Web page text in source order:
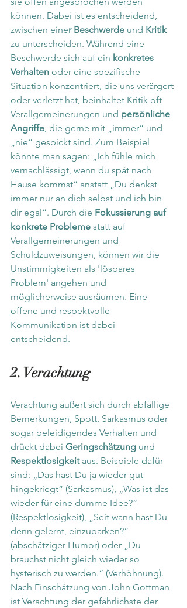
können. Dabei ist es entscheidend,
zwischen einer Beschwerde und Kritik
zu unterscheiden. Während eine
Beschwerde sich auf ein konkretes
Verhalten oder eine spezifische
Situation konzentriert, die uns verärgert
oder verletzt hat, beinhaltet Kritik oft
Verallgemeinerungen und persönliche
Angriffe , die gerne mit „immer“ und
„nie“ gespickt sind. Zum Beispiel
könnte man sagen: „Ich fühle mich
vernachlässigt, wenn du spät nach
Hause kommst“ anstatt „Du denkst
immer nur an dich selbst und ich bin
dir egal“. Durch die Fokussierung auf
konkrete Probleme statt auf
Verallgemeinerungen und
Schuldzuweisungen, können wir die
Unstimmigkeiten als 'lösbares
Problem' angehen und
möglicherweise ausräumen. Eine
offene und respektvolle
Kommunikation ist dabei
entscheidend.
2. Verachtung
Verachtung äußert sich durch abfällige
Bemerkungen, Spott, Sarkasmus oder
sogar beleidigendes Verhalten und
drückt dabei Geringschätzung und
Respektlosigkeit aus. Beispiele dafür
sind: „Das hast Du ja wieder gut
hingekriegt“ (Sarkasmus), „Was ist das
wieder für eine dumme Idee?“
(Respektlosigkeit), „Seit wann hast Du
denn gelernt, einzuparken?“
(abschätziger Humor) oder „Du
brauchst nicht gleich wieder so
hysterisch zu werden.“ (Verhöhnung).
Nach Einschätzung von John Gottman
ist Verachtung der gefährlichste der